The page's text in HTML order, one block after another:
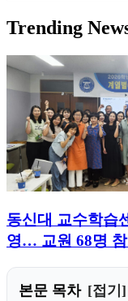
Trending
동신대 교수학습
영… 교원 68명 참
본문 목차
접기